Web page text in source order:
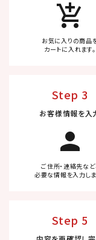
add_shopping_cart
お気に入りの商品
カートに入れます。
Step 3
お客様情報を入
person
ご住所・連絡先など
必要な情報を入力しま
Step 5